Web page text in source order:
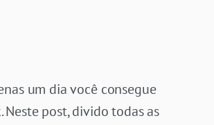
um dia você consegue
post, divido todas as